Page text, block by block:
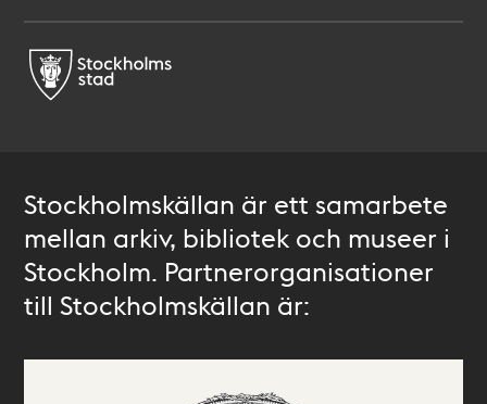
Stockholmskällan är ett samarbete
mellan arkiv, bibliotek och museer i
Stockholm. Partnerorganisationer
till Stockholmskällan är: